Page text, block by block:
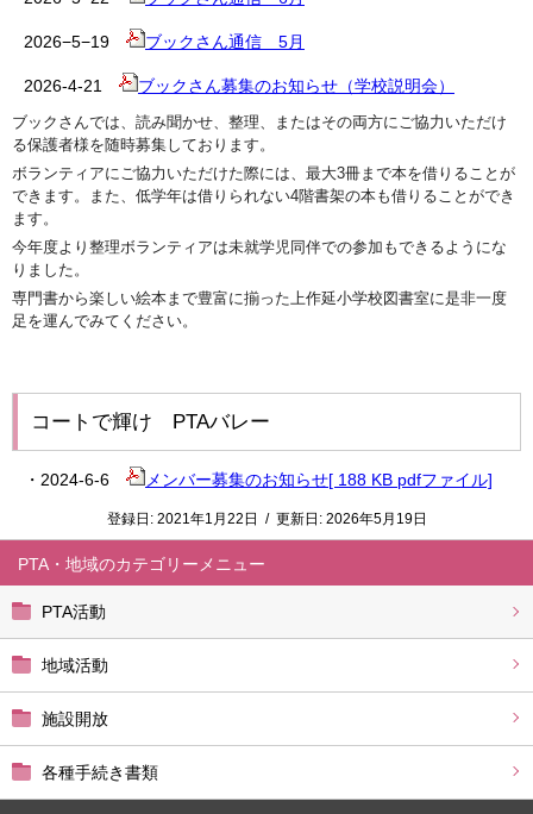
PTA・地域
PTA活動
地域活動
施設開放
各種手続き書類
2026−5−19 ブックさん通信 5月
2026-4-21 ブックさん募集のお知らせ（学校説明会）
ブックさんでは、読み聞かせ、整理、
またはその両方にご協力いただけ
る保護者様を随時募集しておりま す。
ボランティアにご協力いただけた際には、 最大3冊まで本を借りることが
できます。また、 低学年は借りられない4階書架の本も借りることができ
ます。
今年度より整理ボランティアは未就学児同伴での参加もできるよう にな
りました。
専門書から楽しい絵本まで豊富に揃った上作延小学校図書室に是非一度
足を運んでみてください。
コートで輝け PTAバレー
・2024-6-6 メンバー募集のお知らせ[ 188 KB pdfファイル]
登録日: 2021年1月22日 / 更新日: 2026年5月19日